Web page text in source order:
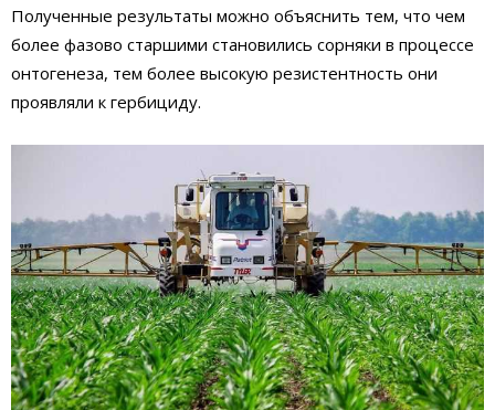
Полученные результаты можно объяснить тем, что чем
более фазово старшими становились сорняки в процессе
онтогенеза, тем более высокую резистентность они
проявляли к гербициду.